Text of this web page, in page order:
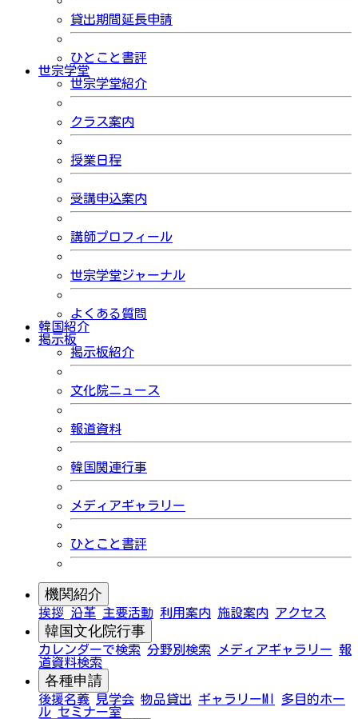
貸出期間延長申請
ひとこと書評
世宗学堂
世宗学堂紹介
クラス案内
授業日程
受講申込案内
講師プロフィール
世宗学堂ジャーナル
よくある質問
韓国紹介
掲示板
掲示板紹介
文化院ニュース
報道資料
韓国関連行事
メディアギャラリー
ひとこと書評
機関紹介
挨拶 沿革 主要活動 利用案内 施設案内 アクセス
韓国文化院行事
カレンダーで検索 分野別検索 メディアギャラリー 報
道資料検索
各種申請
後援名義 見学会 物品貸出 ギャラリーMI
多目的ホー
ル セミナー室